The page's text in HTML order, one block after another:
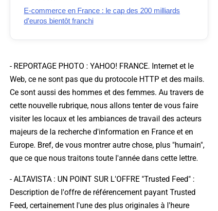
E-commerce en France : le cap des 200 milliards
d’euros bientôt franchi
- REPORTAGE PHOTO : YAHOO! FRANCE. Internet et le
Web, ce ne sont pas que du protocole HTTP et des mails.
Ce sont aussi des hommes et des femmes. Au travers de
cette nouvelle rubrique, nous allons tenter de vous faire
visiter les locaux et les ambiances de travail des acteurs
majeurs de la recherche d'information en France et en
Europe. Bref, de vous montrer autre chose, plus "humain",
que ce que nous traitons toute l'année dans cette lettre.
-ALTAVISTA : UN POINT SUR L'OFFRE "Trusted Feed" :
Description de l'offre de référencement payant Trusted
Feed, certainement l'une des plus originales à l'heure